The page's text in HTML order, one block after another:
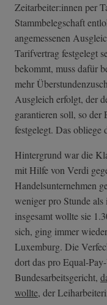
Zeitarbeiter:innen per
Stammbelegschaft
angemessenen
Tarifvertrag festgelegt
bekommt, muss dafür
mehr
Ausgleich erfolgt, der
garantieren soll, so
festgelegt. Das obliege
Hintergrund war die
mit Hilfe von Verdi
Handelsunternehmen
weniger pro Stunde
insgesamt wollte sie
sich, ging immer
Luxemburg. Die
dort das pro Equal-
Bundesarbeitsgericht,
wollte, der